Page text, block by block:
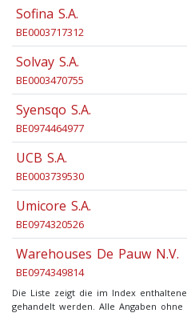
Sofina S.A.
BE0003717312
Solvay S.A.
BE0003470755
Syensqo S.A.
BE0974464977
UCB S.A.
BE0003739530
Umicore S.A.
BE0974320526
Warehouses De Pauw N.V.
BE0974349814
Die Liste zeigt die im Index
gehandelt werden. Alle Angaben ohne